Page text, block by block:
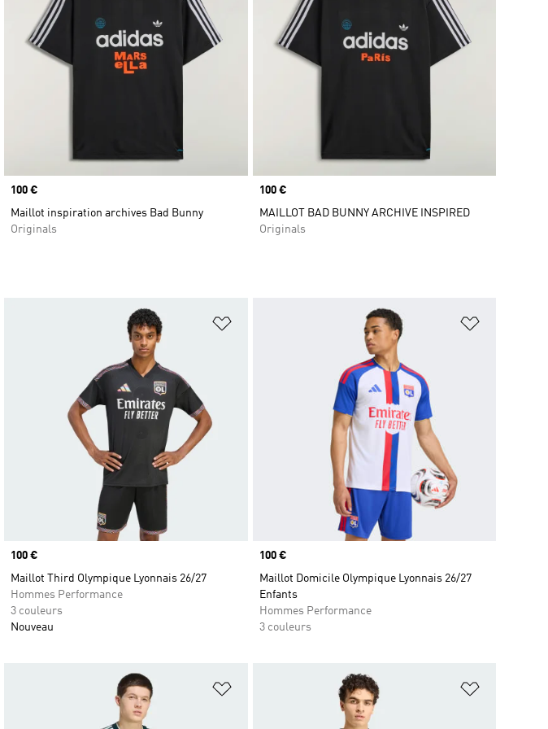
Prix
100 €
Maillot inspiration archives Bad Bunny
Originals
Prix
100 €
MAILLOT BAD BUNNY ARCHIVE INSPIRED
Originals
à la Liste de produits favoris Ajouter à la Liste de produits favoris
Prix
100 €
Maillot Third Olympique Lyonnais 26/27
Hommes Performance
3 couleurs
Nouveau
Prix
100 €
Maillot Domicile Olympique Lyonnais 26/27
Enfants
Hommes Performance
3 couleurs
à la Liste de produits favoris Ajouter à la Liste de produits favoris